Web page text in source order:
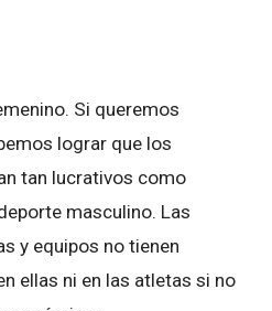
Si queremos
lograr que los
tan lucrativos como
masculino. Las
y equipos no tienen
ellas ni en las atletas si no